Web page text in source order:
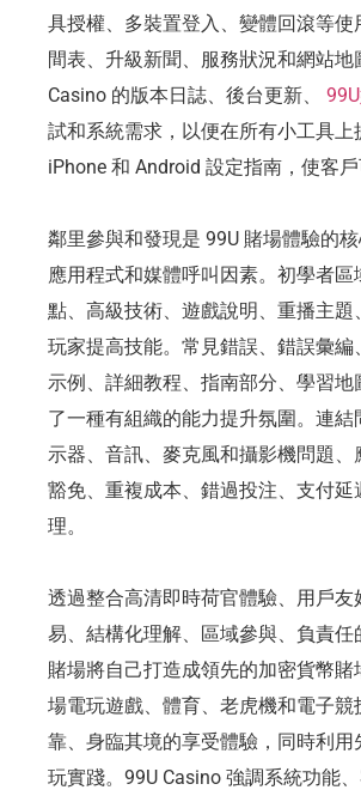
具授權、多裝置登入、變體回滾等
間表、升級新聞、服務狀況和網站
Casino 的版本日誌、後台更新、
試和系統需求，以便在所有小工具
iPhone 和 Android 設定指南，使客
鄰里參與和發現是 99U 賭場體驗的
應用程式和媒體呼叫因素。初學者
點、高級技術、遊戲說明、重播主
玩家提高技能。常見錯誤、錯誤彙
示例、詳細教程、指南部分、學習
了一種有組織的能力提升氛圍。連
示器、音訊、麥克風和攝影機問題
豁免、重複成本、錯過投注、支付
理。
透過整合高清即時荷官體驗、用戶
易、結構化理解、區域參與、負責
賭場將自己打造成領先的加密貨幣
場電玩遊戲、體育、老虎機和電子
靠、身臨其境的享受體驗，同時利
玩實踐。99U Casino 強調系統功能